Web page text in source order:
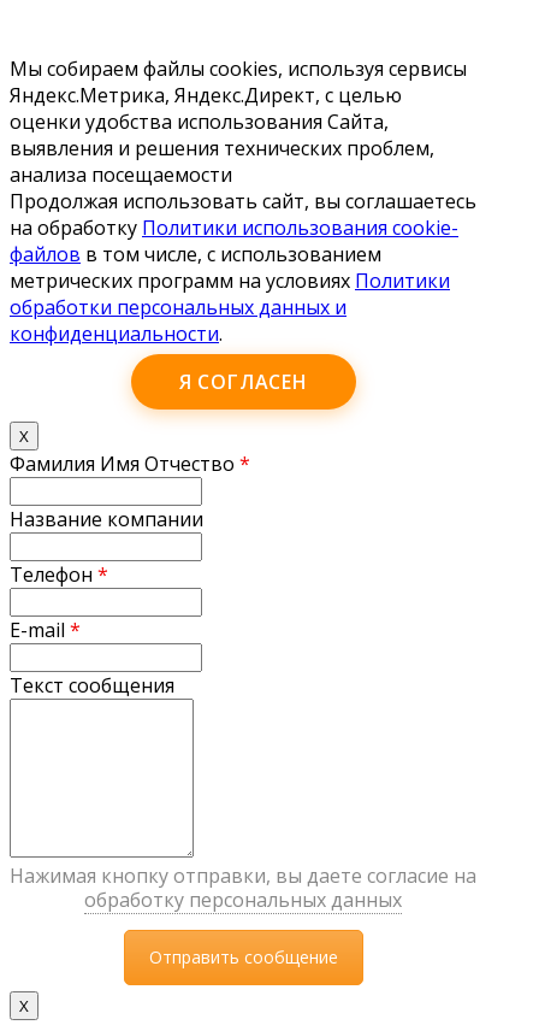
Мы собираем файлы cookies, используя сервисы
Яндекс.Метрика, Яндекс.Директ, с целью
оценки удобства использования Сайта,
выявления и решения технических проблем,
анализа посещаемости
Продолжая использовать сайт, вы соглашаетесь
на обработку Политики использования cookie-
файлов в том числе, с использованием
метрических программ на условиях Политики
обработки персональных данных и
конфиденциальности.
Я СОГЛАСЕН
X
Фамилия Имя Отчество *
Название компании
Телефон *
E-mail *
Текст сообщения
Нажимая кнопку отправки, вы даете согласие на
обработку персональных данных
X